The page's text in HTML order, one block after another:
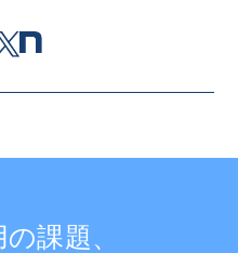
課題、